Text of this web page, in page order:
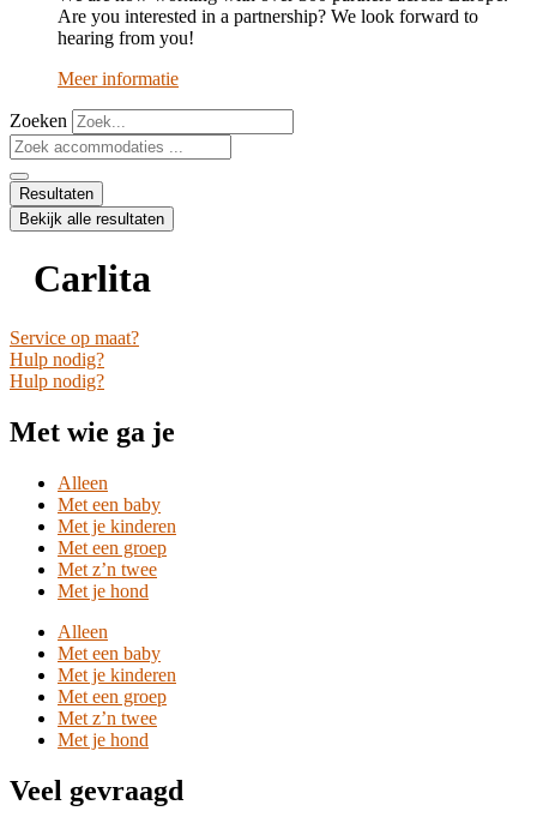
Are you interested in a partnership? We look forward to
hearing from you!
Meer informatie
Zoeken
Search
...
Resultaten
Bekijk alle resultaten
Carlita
Service op maat?
Hulp nodig?
Hulp nodig?
Met wie ga je
Alleen
Met een baby
Met je kinderen
Met een groep
Met z’n twee
Met je hond
Alleen
Met een baby
Met je kinderen
Met een groep
Met z’n twee
Met je hond
Veel gevraagd